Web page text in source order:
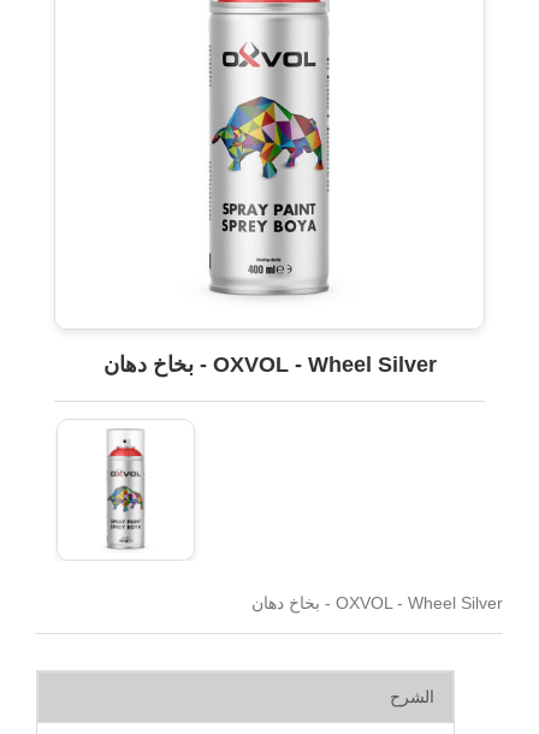
OXVOL - Wheel Silver - بخاخ دهان
OXVOL - Wheel Silver - بخاخ دهان
الشرح